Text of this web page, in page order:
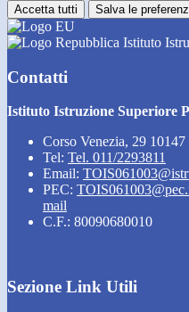
Accetta tutti Salva le
Istituto
Contatti
Istituto Istruzione Superiore
Corso Venezia, 29
Tel: Tel. 011/2293811
Email:
PEC:
mail
C.F.: 80090680010
Sezione Link Utili